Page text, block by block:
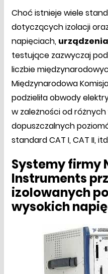
Choć istnieje wiele
dotyczących izolacji
napięciach,
testujące zazwyczaj
liczbie
Międzynarodowa
podzieliła obwody
w zależności od
dopuszczalnych
standard CAT I, CAT II,
Systemy firmy
Instruments
izolowanych
wysokich